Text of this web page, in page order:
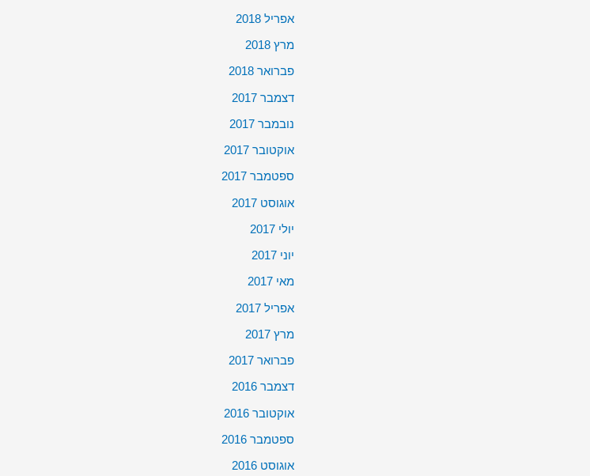
אפריל 2018
מרץ 2018
פברואר 2018
דצמבר 2017
נובמבר 2017
אוקטובר 2017
ספטמבר 2017
אוגוסט 2017
יולי 2017
יוני 2017
מאי 2017
אפריל 2017
מרץ 2017
פברואר 2017
דצמבר 2016
אוקטובר 2016
ספטמבר 2016
אוגוסט 2016